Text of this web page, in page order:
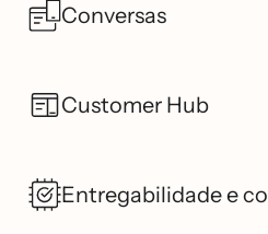
Conversas
Customer Hub
Entregabilidade e